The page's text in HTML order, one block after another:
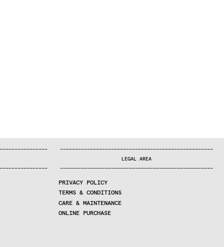
———————————————
———————————————
———————————————————————————————————————————————————
LEGAL AREA
———————————————————————————————————————————————————
PRIVACY POLICY
TERMS & CONDITIONS
CARE & MAINTENANCE
ONLINE PURCHASE